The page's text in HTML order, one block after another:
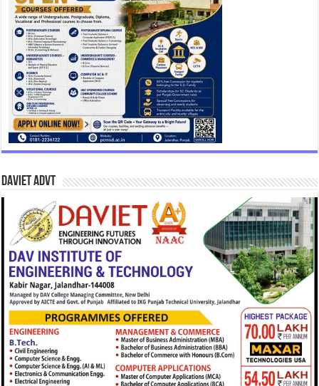
DAVIET Advt